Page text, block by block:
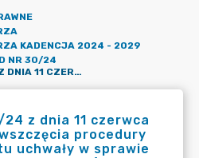
KADENCJA 2024 - 2029
NR 30/24
ZARZĄDZENIE NR 37/24 Z DNIA 11 CZERWCA 2024 R. W SPRAWIE WSZCZĘCIA PROCEDURY KONSULTACJI PROJEKTU UCHWAŁY W SPRAWIE ZALICZENIA DROGI DO KATEGORII DRÓG GMINNYCH
z dnia 11 czerwca
procedury
uchwały w sprawie